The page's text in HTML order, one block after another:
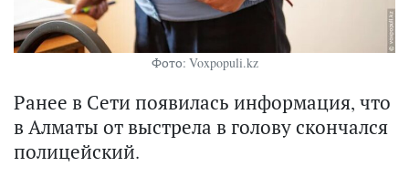
Фото: Voxpopuli.kz
Ранее в Сети появилась информация, что
в Алматы от выстрела в голову скончался
полицейский.